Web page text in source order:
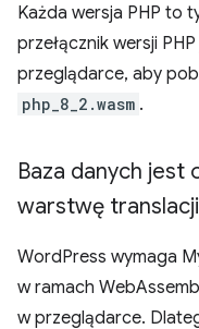
Każda wersja PHP to
przełącznik wersji
przeglądarce, aby
php_8_2.wasm .
Baza danych jest
warstwę
WordPress wymaga
w ramach
w przeglądarce.